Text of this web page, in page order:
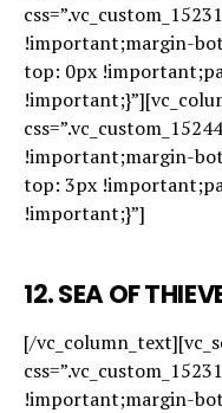
!important;margin-
top: 0px
!important;margin-
top: 3px
!important;}”]
12. SEA OF
[/
!important;margin-